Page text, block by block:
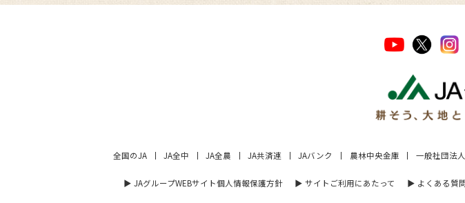
全国のJA JA全中 JA全農 JA共済連 JAバンク 農林中央金庫 一般社団法
▶︎ JAグループWEBサイト個人情報保護方針 ▶︎ サイトご利用にあたって ▶︎ よくある質